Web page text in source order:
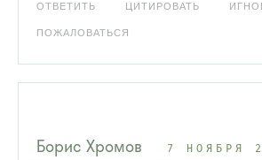
ОТВЕТИТЬ ЦИТИРОВАТЬ
ПОЖАЛОВАТЬСЯ
Борис Хромов 7 НОЯБРЯ